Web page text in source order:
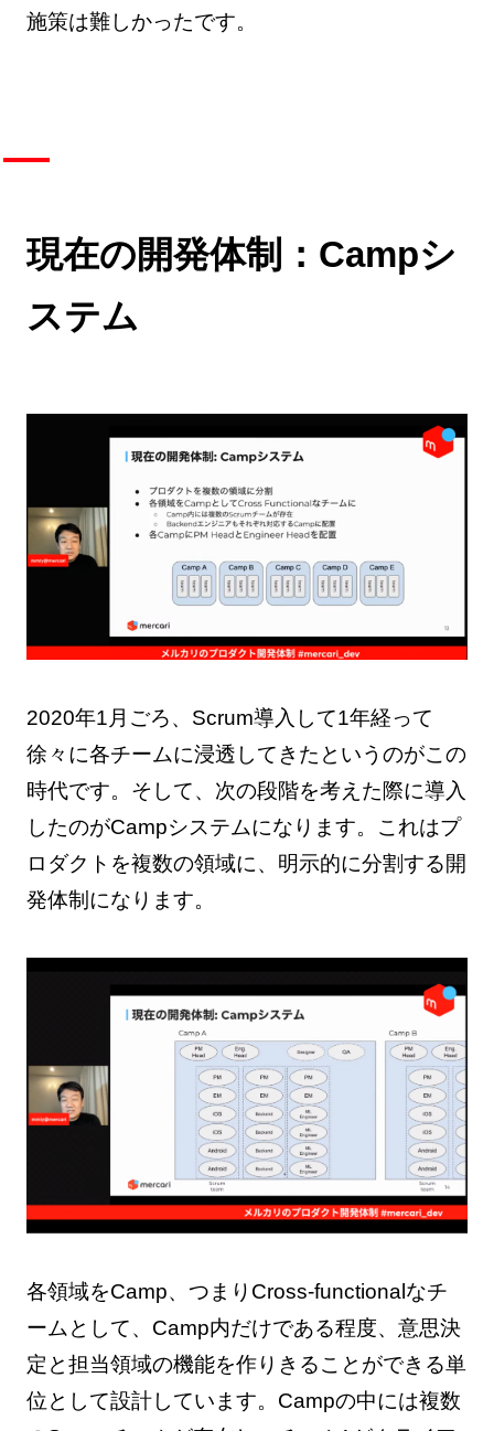
施策は難しかったです。
現在の開発体制：Campシ
ステム
2020年1月ごろ、Scrum導入して1年経って
徐々に各チームに浸透してきたというのがこの
時代です。そして、次の段階を考えた際に導入
したのがCampシステムになります。これはプ
ロダクトを複数の領域に、明示的に分割する開
発体制になります。
各領域をCamp、つまりCross-functionalなチ
ームとして、Camp内だけである程度、意思決
定と担当領域の機能を作りきることができる単
位として設計しています。Campの中には複数